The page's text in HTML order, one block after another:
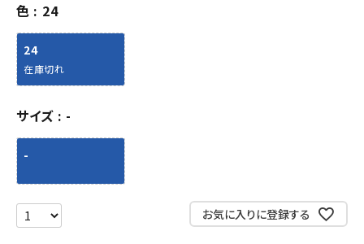
色 24
24
在庫切れ
サイズ -
-
お気に入りに登録する